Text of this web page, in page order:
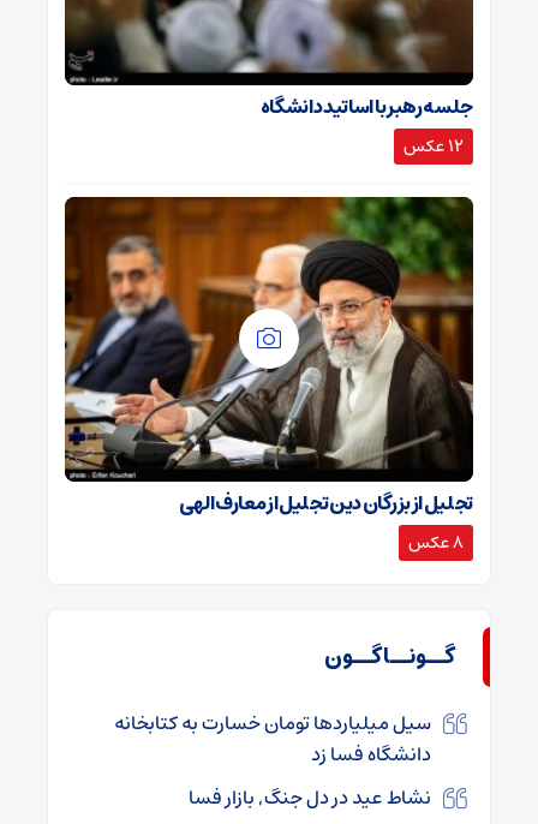
جلسه رهبر با اساتید دانشگاه
12 عکس
تجلیل از بزرگان دین تجلیل از معارف الهی
8 عکس
گــونــاگــون
سیل میلیاردها تومان خسارت به کتابخانه
دانشگاه فسا زد
نشاط عید در دل جنگ, بازار فسا